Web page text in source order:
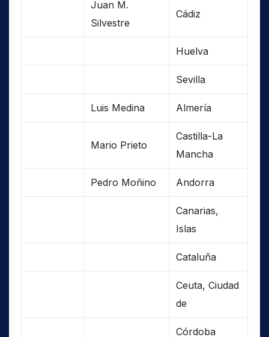
Juan M.
Silvestre
Cádiz
Huelva
Sevilla
Luis Medina Almería
Mario Prieto
Castilla-La
Mancha
Pedro Moñino Andorra
Canarias,
Islas
Cataluña
Ceuta, Ciudad
de
Córdoba